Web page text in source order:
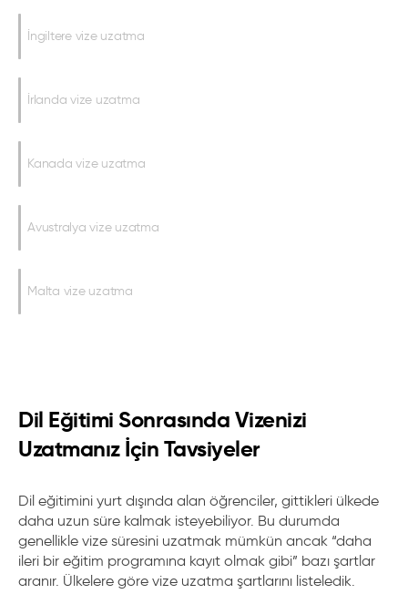
İngiltere vize uzatma
İrlanda vize uzatma
Kanada vize uzatma
Avustralya vize uzatma
Malta vize uzatma
Dil Eğitimi Sonrasında Vizenizi
Uzatmanız İçin Tavsiyeler
Dil eğitimini yurt dışında alan öğrenciler, gittikleri ülkede
daha uzun süre kalmak isteyebiliyor. Bu durumda
genellikle vize süresini uzatmak mümkün ancak “daha
ileri bir eğitim programına kayıt olmak gibi” bazı şartlar
aranır. Ülkelere göre vize uzatma şartlarını listeledik.